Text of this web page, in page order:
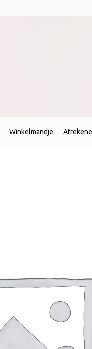
Winkelmandje